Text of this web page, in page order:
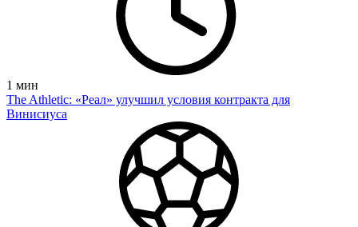
1 мин
The Athletic: «Реал» улучшил условия контракта для
Винисиуса